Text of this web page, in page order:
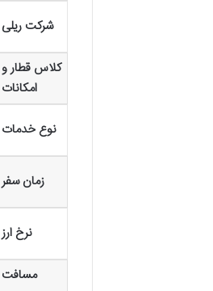
شرکت ریلی
کلاس قطار و
امکانات
نوع خدمات
زمان سفر
نرخ ارز
مسافت